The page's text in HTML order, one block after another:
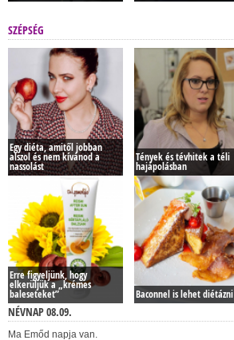
SZÉPSÉG
Egy diéta, amitől jobban
alszol és nem kívánod a
nassolást
Tények és tévhitek a téli
hajápolásban
Erre figyeljünk, hogy
elkerüljük a „krémes
baleseteket” Baconnel is lehet diétázni
NÉVNAP 08.09.
Ma Emőd napja van.